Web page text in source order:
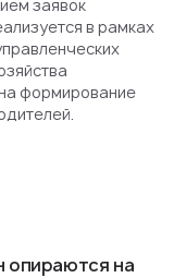
заявок
в рамках
формирование
опираются на